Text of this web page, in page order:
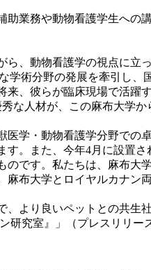
業務や動物看護学生へ
、動物看護学の視点に
術分野の発展を牽引し
、彼らが臨床現場で活躍
人材が、この麻布大学か
学・動物看護学分野で
。また、今年4月に設置
です。私たちは、麻布大
布大学とロイヤルカナン
より良いペットとの共生
研究室』」（プレスリリー